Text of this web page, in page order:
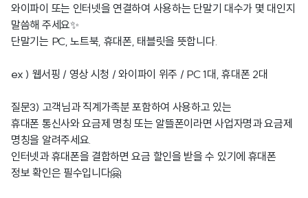
와이파이 또는 인터넷을 연결하여 사용하는 단말기 대수가 몇 대인지
말씀해 주세요✨
단말기는 PC, 노트북, 휴대폰, 태블릿을 뜻합니다.
ex ) 웹서핑 / 영상 시청 / 와이파이 위주 / PC 1대, 휴대폰 2대
질문3) 고객님과 직계가족분 포함하여 사용하고 있는
휴대폰 통신사와 요금제 명칭 또는 알뜰폰이라면 사업자명과 요금제
명칭을 알려주세요.
인터넷과 휴대폰을 결합하면 요금 할인을 받을 수 있기에 휴대폰
정보 확인은 필수입니다🤗